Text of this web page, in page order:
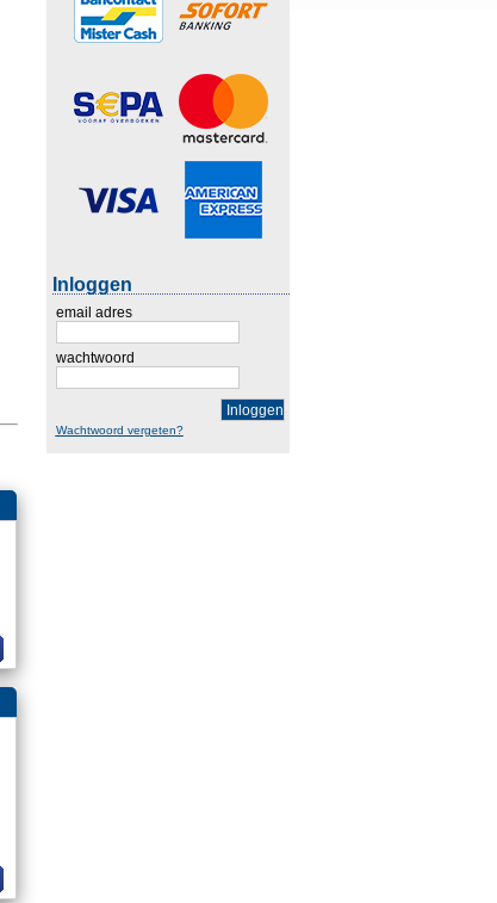
Inloggen
email adres
wachtwoord
Inloggen
Wachtwoord vergeten?